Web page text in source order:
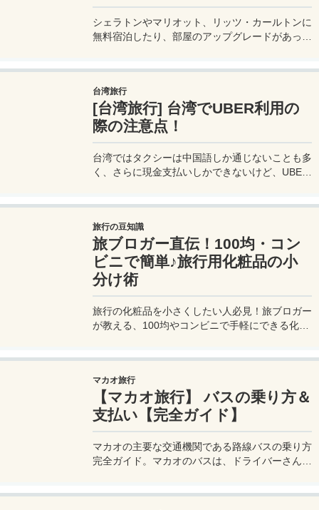
シェラトンやマリオット、リッツ・カールトンに
無料宿泊したり、部屋のアップグレードがあった
カード 」の魅力とメリット、デメリットを交え
詳しく紹介していきたい。
台湾旅行
[台湾旅行] 台湾でUBER利用の
際の注意点！
台湾ではタクシーは中国語しか通じないことも多
く、さらに現金支払いしかできないけど、UBER
舞われることもあるので注意が必要だ。
旅行の豆知識
旅ブロガー直伝！100均・コン
ビニで簡単♪旅行用化粧品の小
分け術
旅行の化粧品を小さくしたい人必見！旅ブロガー
が教える、100均やコンビニで手軽にできる化粧
マカオ旅行
【マカオ旅行】 バスの乗り方＆
支払い【完全ガイド】
マカオの主要な交通機関である路線バスの乗り方
完全ガイド。マカオのバスは、ドライバーさんも